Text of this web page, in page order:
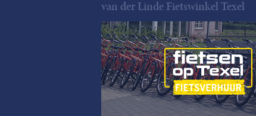
van der Linde Fietswinkel Texel